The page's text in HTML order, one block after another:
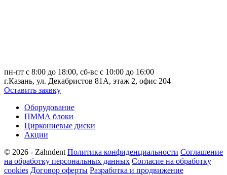
пн-пт с 8:00 до 18:00, сб-вс с 10:00 до 16:00
г.Казань, ул. Декабристов 81А, этаж 2, офис 204
Оставить заявку
Оборудование
ПММА блоки
Циркониевые диски
Акции
© 2026 - Zahndent Политика конфиденциальности Соглашение
на обработку персональных данных Согласие на обработку
cookies Договор оферты Разработка и продвижение